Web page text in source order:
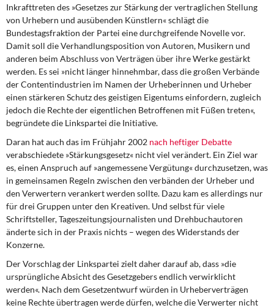
Öffentliche Infrastruktur und Daseinsvorsorge
Eurokrise und Griechenland
DIE LINKE
Weitere Themen
Memo-Gruppe
Institut Solidarische Moderne
Rosa-Luxemburg-Stiftung
Über mich
Kontakt
Inkrafttreten des »Gesetzes zur Stärkung der vertraglichen Stellung
von Urhebern und ausübenden Künstlern« schlägt die
Bundestagsfraktion der Partei eine durchgreifende Novelle vor.
Damit soll die Verhandlungsposition von Autoren, Musikern und
anderen beim Abschluss von Verträgen über ihre Werke gestärkt
werden. Es sei »nicht länger hinnehmbar, dass die großen Verbände
der Contentindustrien im Namen der Urheberinnen und Urheber
einen stärkeren Schutz des geistigen Eigentums einfordern, zugleich
jedoch die Rechte der eigentlichen Betroffenen mit Füßen treten«,
begründete die Linkspartei die Initiative.
Daran hat auch das im Frühjahr 2002 nach heftiger Debatte
verabschiedete »Stärkungsgesetz« nicht viel verändert. Ein Ziel war
es, einen Anspruch auf »angemessene Vergütung« durchzusetzen, was
in gemeinsamen Regeln zwischen den verbänden der Urheber und
den Verwertern verankert werden sollte. Dazu kam es allerdings nur
für drei Gruppen unter den Kreativen. Und selbst für viele
Schriftsteller, Tageszeitungsjournalisten und Drehbuchautoren
änderte sich in der Praxis nichts – wegen des Widerstands der
Konzerne.
Der Vorschlag der Linkspartei zielt daher darauf ab, dass »die
ursprüngliche Absicht des Gesetzgebers endlich verwirklicht
werden«. Nach dem Gesetzentwurf würden in Urheberverträgen
keine Rechte übertragen werde dürfen, welche die Verwerter nicht